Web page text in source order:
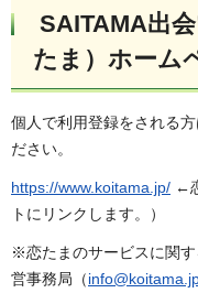
SAITAMA出
たま）ホーム
個人で利用登録をされる
ださい。
https://www.koitama.jp/ ←
トにリンクします。）
※恋たまのサービスに関
営事務局（